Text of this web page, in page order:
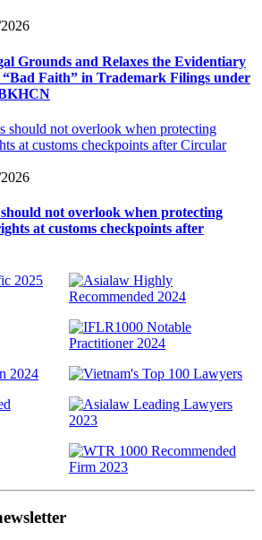
Grounds and Relaxes the Evidentiary
Faith” in Trademark Filings under
should not overlook when protecting
at customs checkpoints after